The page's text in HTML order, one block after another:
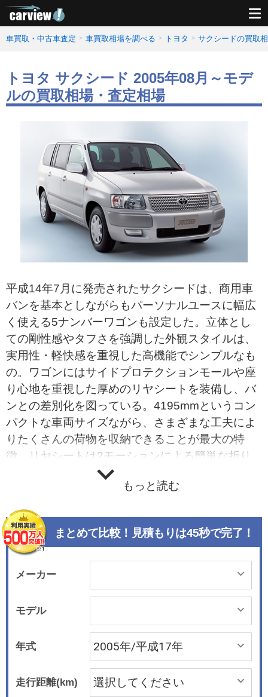
車買取・中古車査定 車買取相場を調べる トヨタ サクシードの買取
トヨタ サクシード 2005年08月～モデ
ルの買取相場・査定相場
平成14年7月に発売されたサクシードは、商用車
バンを基本としながらもパーソナルユースに幅広
く使える5ナンバーワゴンも設定した。立体とし
ての剛性感やタフさを強調した外観スタイルは、
実用性・軽快感を重視した高機能でシンプルなも
の。ワゴンにはサイドプロテクションモールや座
り心地を重視した厚めのリヤシートを装備し、バ
ンとの差別化を図っている。4195mmというコン
パクトな車両サイズながら、さまざまな工夫によ
りたくさんの荷物を収納できることが最大の特
徴。リヤシートは2モーションによる簡単な折り
畳みが可能で、大きな収納スペースを実現した。
低くてフラットなフロアは荷物の出し入れにも便
備え、くつろぎと楽しさを感じさせるものとし
た。エンジンは直列４気筒の1.5リッターDOHC
で、4速ATと組み合わされる。駆動方式はFFのほ
かにVフレックスフルタイム4WDの設定もある。
安全面では積載状況の変化や制動による荷重変化
に応じて適切に前後輪の制動力配分を行うEBD付
きABS、制動性能を高めるブレーキアシスト、デ
ュアルSRSエアバッグ、頭部衝撃緩和構造インテ
リアなどが全車標準装備されている。平成17年8
月のマイナーチェンジでは、マニュアルレベリン
グ機構付きのヘッドライトを採用したほか、ハイ
もっと読む
まとめて比較！見積もりは45秒で完了！
メーカー
モデル
年式
走行距離(km)